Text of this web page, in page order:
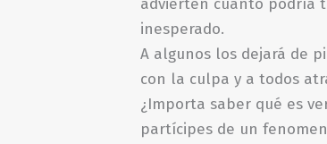
inesperado.
A algunos los dejará de
con la culpa y a todos
¿Importa saber qué es
partícipes de un